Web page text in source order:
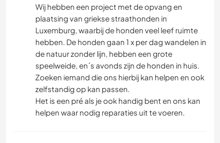
Wij hebben een project met de opvang en
plaatsing van griekse straathonden in
Luxemburg, waarbij de honden veel leef ruimte
hebben. De honden gaan 1 x per dag wandelen in
de natuur zonder lijn, hebben een grote
speelweide, en´s avonds zijn de honden in huis.
Zoeken iemand die ons hierbij kan helpen en ook
zelfstandig op kan passen.
Het is een pré als je ook handig bent en ons kan
helpen waar nodig reparaties uit te voeren.